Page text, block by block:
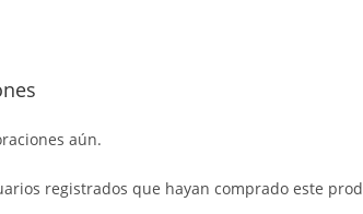
aún.
registrados que hayan comprado este